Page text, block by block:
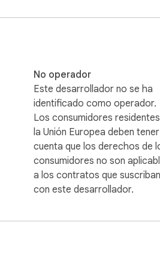
hará su magia.
sencilla, esto es lo que necesitas.
configuraciones por pestaña.
de actualizar la pestaña,
su configuración.
No operador
Este desarrollador no se ha
identificado como operador.
Los consumidores
la Unión Europea deben
cuenta que los derechos de
consumidores no son
a los contratos que suscriban
con este desarrollador.